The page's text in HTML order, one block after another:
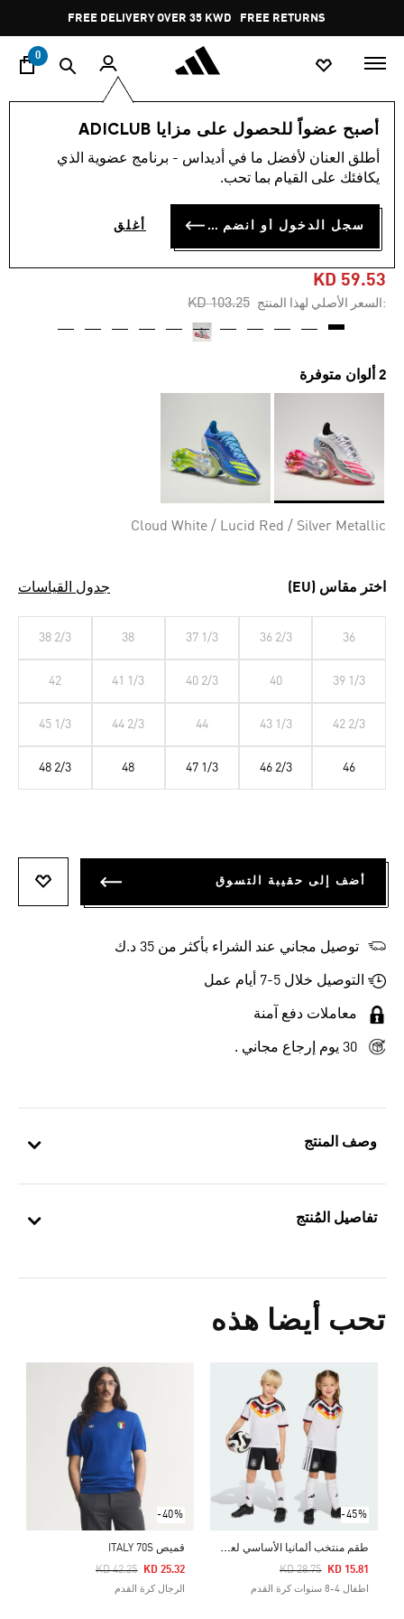
Pause
promotion
rotation
FREE DELIVERY OVER 35 KWD FREE RETURNS
0
أصبح عضواً للحصول على مزايا ADICLUB
أطلق العنان لأفضل ما في أديداس - برنامج عضوية الذي
يكافئك على القيام بما تحب.
سجل الدخول أو انضم الآن أغلق
وصف المنتج
تفاصيل المُنتج
تحب أيضا هذه
-45%
ط
قم منتخب ألمانيا الأساسي لعام 2026 للأطفال
Price Reduced From
KD 28.75
To KD 15.81
اطفال 4-8 سنوات كرة القدم
-40%
قميص ITALY 70S
Price Reduced From
KD 42.25
To KD 25.32
الرجال كرة القدم
الرياضات كرة القدم أحذية
-40%
حذاء F50 MESSI ELITE
للأرضيات الصلبة
KD 59.53
:السعر الأصلي لهذا المنتج Price reduced from
KD 103.25
to
2 ألوان متوفرة
Cloud White / Lucid Red / Silver Metallic
اختر مقاس (EU) جدول القياسات
36
36 2/3
37 1/3
38
38 2/3
39 1/3
40
40 2/3
41 1/3
42
42 2/3
43 1/3
44
44 2/3
45 1/3
46
46 2/3
47 1/3
48
48 2/3
أضف إلى حقيبة التسوق
توصيل مجاني عند الشراء بأكثر من 35 د.ك
التوصيل خلال 5-7 أيام عمل
معاملات دفع آمنة